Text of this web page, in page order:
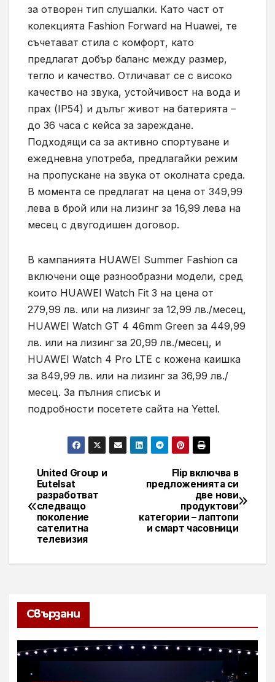
за отворен тип слушалки. Като част от
колекцията Fashion Forward на Huawei, те
съчетават стила с комфорт, като
предлагат добър баланс между размер,
тегло и качество. Отличават се с високо
качество на звука, устойчивост на вода и
прах (IP54) и дълъг живот на батерията –
до 36 часа с кейса за зареждане.
Подходящи са за активно спортуване и
ежедневна употреба, предлагайки режим
на пропускане на звука от околната среда.
В момента се предлагат на цена от 349,99
лева в брой или на лизинг за 16,99 лева на
месец с двугодишен договор.
В кампанията HUAWEI Summer Fashion са
включени още разнообразни модели, сред
които HUAWEI Watch Fit 3 на цена от
279,99 лв. или на лизинг за 12,99 лв./месец,
HUAWEI Watch GT 4 46mm Green за 449,99
лв. или на лизинг за 20,99 лв./месец, и
HUAWEI Watch 4 Pro LTE с кожена каишка
за 849,99 лв. или на лизинг за 36,99 лв./
месец. За пълния списък и
подробности посетете сайта на Yettel.
Навигация
Flip включва в
предложенията си
две нови
продуктови
категории – лаптопи
и смарт часовници
United Group и
Eutelsat
разработват
следващо
поколение
сателитна
телевизия
Свързани